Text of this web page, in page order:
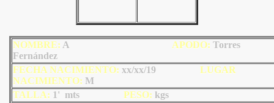
NOMBRE: A APODO: Torres
Fernández
FECHA NACIMIENTO: xx/xx/19 LUGAR
NACIMIENTO: M
TALLA: 1' mts PESO: kgs